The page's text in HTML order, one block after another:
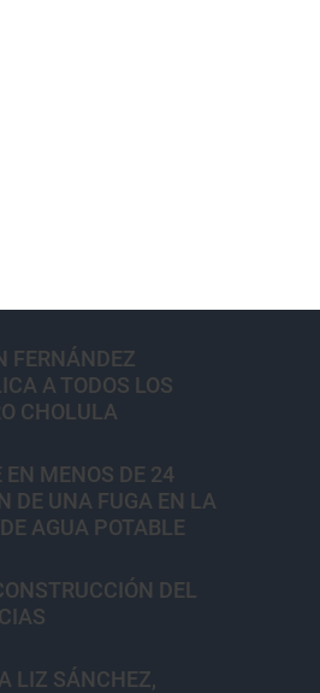
FERNÁNDEZ
A TODOS LOS
CHOLULA
MENOS DE 24
DE UNA FUGA EN LA
AGUA POTABLE
DEL
LIZ SÁNCHEZ,